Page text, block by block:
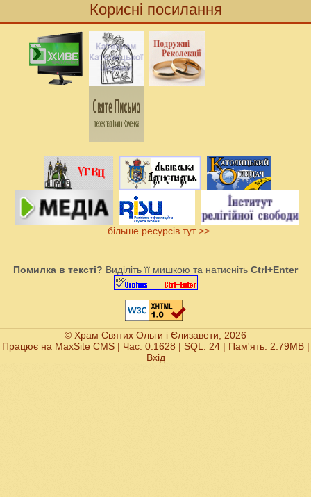
Корисні посилання
більше ресурсів тут >>
Помилка в тексті? Виділіть її мишкою та натисніть Ctrl+Enter
© Храм Святих Ольги і Єлизавети, 2026
Працює на MaxSite CMS| Час: 0.1628 | SQL: 24 | Пам'ять: 2.79MB|
Вхід